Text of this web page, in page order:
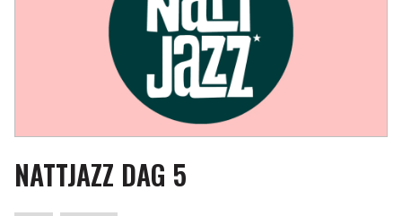
NATTJAZZ DAG 5